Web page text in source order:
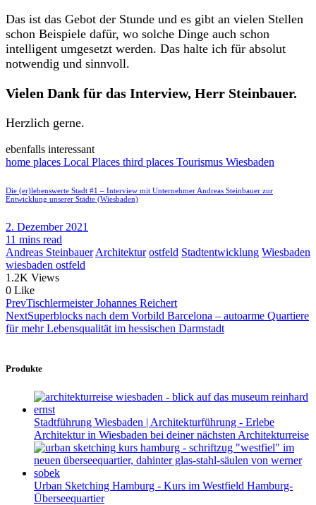
Das ist das Gebot der Stunde und es gibt an vielen Stellen
schon Beispiele dafür, wo solche Dinge auch schon
intelligent umgesetzt werden. Das halte ich für absolut
notwendig und sinnvoll.
Vielen Dank für das Interview, Herr Steinbauer.
Herzlich gerne.
ebenfalls interessant
home places Local Places third places Tourismus Wiesbaden
Die (er)lebenswerte Stadt #1 – Interview mit Unternehmer Andreas Steinbauer zur
Entwicklung unserer Städte (Wiesbaden)
2. Dezember 2021
11 mins read
Andreas Steinbauer Architektur ostfeld Stadtentwicklung Wiesbaden
wiesbaden ostfeld
1.2K Views
0 Like
Beitragsnavigation
PrevTischlermeister Johannes Reichert
NextSuperblocks nach dem Vorbild Barcelona – autoarme Quartiere
für mehr Lebensqualität im hessischen Darmstadt
Produkte
Stadtführung Wiesbaden | Architekturführung - Erlebe
Architektur in Wiesbaden bei deiner nächsten Architekturreise
Urban Sketching Hamburg - Kurs im Westfield Hamburg-
Überseequartier